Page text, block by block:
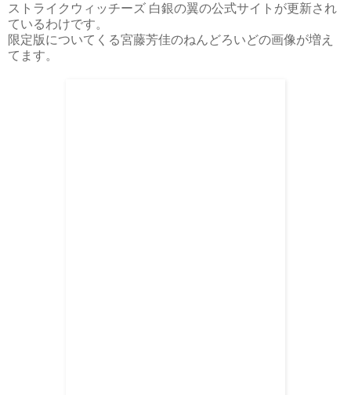
ストライクウィッチーズ 白銀の翼の公式サイトが更新され
ているわけです。
限定版についてくる宮藤芳佳のねんどろいどの画像が増え
てます。